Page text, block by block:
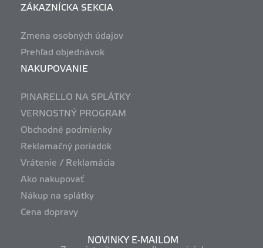
ZÁKAZNÍCKA SEKCIA
Zmena osobných údajov
Prehľad objednávok
NAKUPOVANIE
PINARELLO NA SPLÁTKY
VERNOSTNÝ PROGRAM
Obchodné podmienky
Reklamačný poriadok
Vrátenie / Reklamácia
Ako nakupovať
Nákup na splátky
Cena dopravy
NOVINKY E-MAILOM